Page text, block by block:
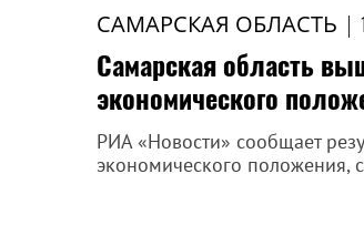
САМАРСКАЯ ОБЛАСТЬ |
Самарская область
экономического
РИА «Новости» сообщает
экономического положения,